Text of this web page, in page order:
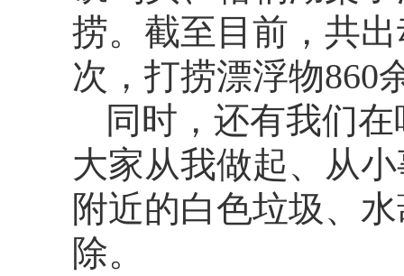
捞。截至目前，共
次，打捞漂浮物860
同时，还有我们
大家从我做起、从
附近的白色垃圾、
除。